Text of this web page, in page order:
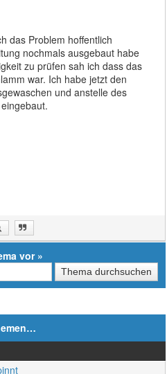
das Problem hoffentlich
nochmals ausgebaut habe
zu prüfen sah ich dass das
war. Ich habe jetzt den
und anstelle des
vor»